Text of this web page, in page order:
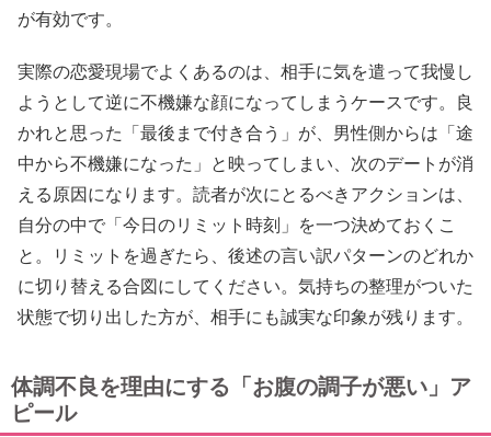
が有効です。
実際の恋愛現場でよくあるのは、相手に気を遣って我慢し
ようとして逆に不機嫌な顔になってしまうケースです。良
かれと思った「最後まで付き合う」が、男性側からは「途
中から不機嫌になった」と映ってしまい、次のデートが消
える原因になります。読者が次にとるべきアクションは、
自分の中で「今日のリミット時刻」を一つ決めておくこ
と。リミットを過ぎたら、後述の言い訳パターンのどれか
に切り替える合図にしてください。気持ちの整理がついた
状態で切り出した方が、相手にも誠実な印象が残ります。
体調不良を理由にする「お腹の調子が悪い」ア
ピール